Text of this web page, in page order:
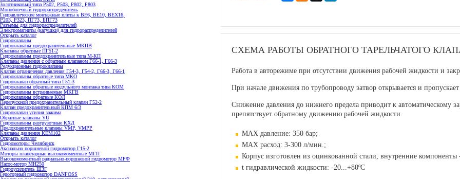
Золотниковый типа Р502, Р503, Р802, Р803
Моноблочный гидрораспределитель
Гидравлические монтажные плиты к ВЕ6, ВЕ10, ВЕХ16,
Р203, Р323, ПГ73, БПГ73
Разъемы для гидрораспределителей
Электромагниты (катушки) для гидрораспределителей
Открыть каталог
Гидроклапаны
Гидроклапаны предохранительные МКПВ
Клапаны обратные ПГ51-2
Гидроклапаны предохранительные типа М-КП
Клапаны давления с обратным клапаном Г66-1, Г66-3
Редукционные гидроклапаны
Клапан ограничения давления Г54-3, Г54-2, Г66-3, Г66-1
Гидроклапаны обратные типа МКО
Гидроклапан обратный типа Г51-3
Гидроклапаны обратные модульного монтажа типа КОМ
Гидроклапаны встраиваемые МКГВ
Гидроклапаны обратные КОЛ
Перепускной предохранительный клапан Г52-2
Клапан предохранительный КПМ 6/3
Гидроклапан усилия зажима
Обратные клапаны VU
Гидроклапаны разгрузочные КХД
Предохранительные клапаны VMP, VMPP
Клапаны давления КЕМ102
Открыть каталог
Гидромоторы Челябинск
Аксиально поршневой гидромотор Г15-2
Моторы планетарные высокомоментные МГП
Высокомоментный радиально-поршневой гидромотор МРФ
Насос-мотор МН250
Гидроусилитель ШЗГ
Героторный гидромотор DANFOSS
СХЕМА РАБОТЫ ОБРАТНОГО ТАРЕЛЬЧАТОГО
Работа в авторежиме при отсутствии движения рабочей жидкости и
При начале движения по трубопроводу затвор открывается и пропускает
Снижение давления до нижнего предела приводит к автоматическому
препятствует обратному движению рабочей жидкости.
MAX давление: 350 бар;
MAX расход: 3-300 л/мин.;
Корпус изготовлен из оцинкованной стали, внутренние компоненты
t гидравлической жидкости: -20...+80ºС